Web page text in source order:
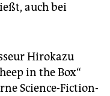
auch bei
Hirokazu
in the Box“
Science-Fiction-